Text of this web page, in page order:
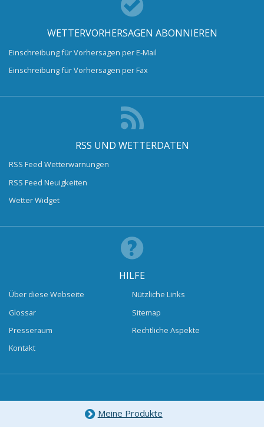
WETTERVORHERSAGEN ABONNIEREN
Einschreibung für Vorhersagen per E-Mail
Einschreibung für Vorhersagen per Fax
RSS UND WETTERDATEN
RSS Feed Wetterwarnungen
RSS Feed Neuigkeiten
Wetter Widget
HILFE
Über diese Webseite
Glossar
Presseraum
Kontakt
Nützliche Links
Sitemap
Rechtliche Aspekte
Meine Produkte